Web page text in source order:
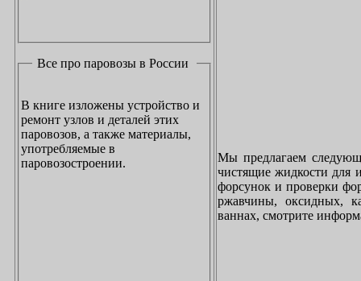
Все про паровозы в России
В книге изложены устройство и
ремонт узлов и деталей этих
паровозов, а также материалы,
употребляемые в
паровозостроении.
Мы предлагаем
чистящие жидкости для
форсунок и проверки
ржавчины, оксидных,
ваннах, смотрите